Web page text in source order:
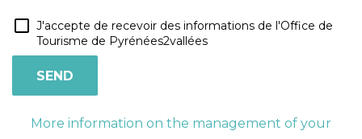
J'accepte de recevoir des informations de l'Office de
Tourisme de Pyrénées2vallées
More information on the management of your